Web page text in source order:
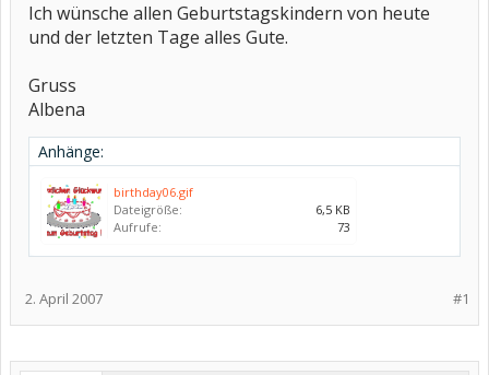
Ich wünsche allen Geburtstagskindern von heute
und der letzten Tage alles Gute.
Gruss
Albena
Anhänge:
birthday06.gif
Dateigröße:
6,5 KB
Aufrufe:
73
#1
2. April 2007